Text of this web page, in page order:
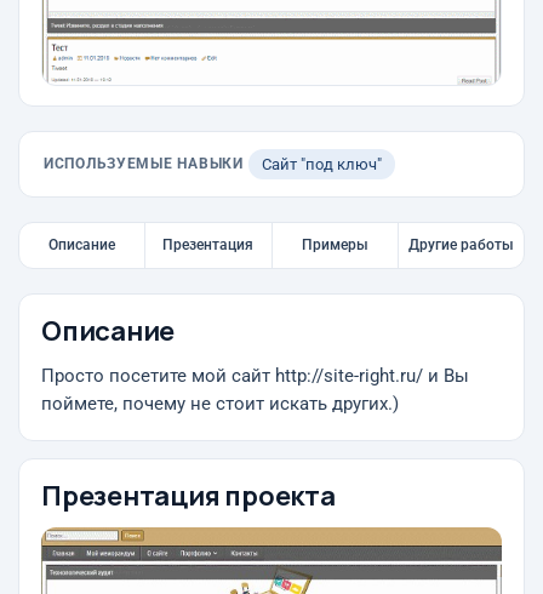
ИСПОЛЬЗУЕМЫЕ НАВЫКИ Сайт "под ключ"
Описание Презентация Примеры Другие работы
Описание
Просто посетите мой сайт http://site-right.ru/ и Вы
поймете, почему не стоит искать других.)
Презентация проекта